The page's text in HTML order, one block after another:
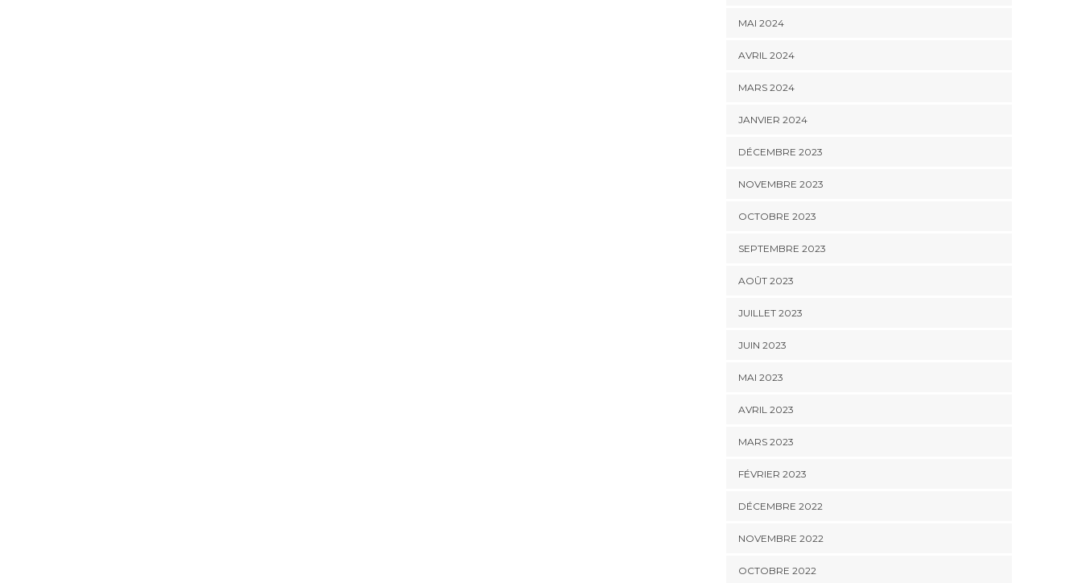
MAI 2024
AVRIL 2024
MARS 2024
JANVIER 2024
DÉCEMBRE 2023
NOVEMBRE 2023
OCTOBRE 2023
SEPTEMBRE 2023
AOÛT 2023
JUILLET 2023
JUIN 2023
MAI 2023
AVRIL 2023
MARS 2023
FÉVRIER 2023
DÉCEMBRE 2022
NOVEMBRE 2022
OCTOBRE 2022